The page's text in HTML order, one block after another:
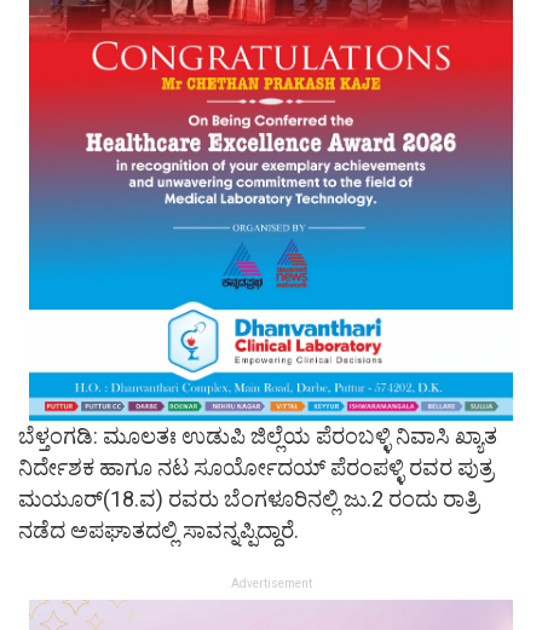
ಬೆಳ್ತಂಗಡಿ: ಮೂಲತಃ ಉಡುಪಿ ಜಿಲ್ಲೆಯ ಪೆರಂಬಳ್ಳಿ ನಿವಾಸಿ ಖ್ಯಾತ
ನಿರ್ದೇಶಕ ಹಾಗೂ ನಟ ಸೂರ್ಯೋದಯ್ ಪೆರಂಪಳ್ಳಿ ರವರ ಪುತ್ರ
ಮಯೂರ್(18.ವ) ರವರು ಬೆಂಗಳೂರಿನಲ್ಲಿ ಜು.2 ರಂದು ರಾತ್ರಿ
ನಡೆದ ಅಪಘಾತದಲ್ಲಿ ಸಾವನ್ನಪ್ಪಿದ್ದಾರೆ.
Advertisement